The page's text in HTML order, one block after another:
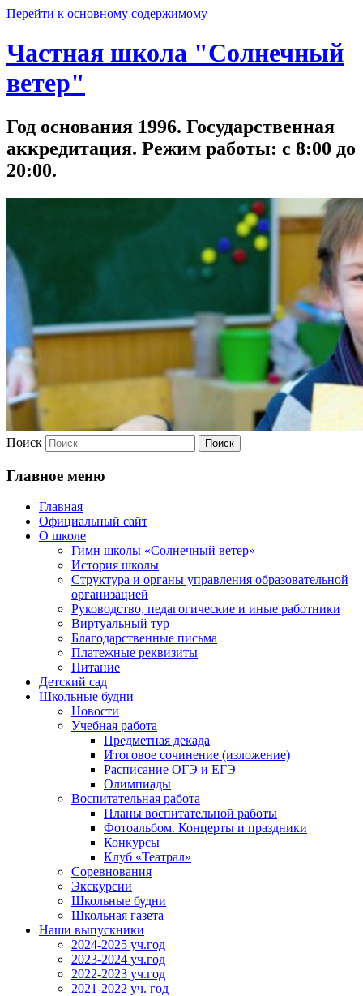
Перейти к основному содержимому
Частная школа "Солнечный
ветер"
Год основания 1996. Государственная
аккредитация. Режим работы: с 8:00 до
20:00.
Поиск
Главное меню
Главная
Официальный сайт
О школе
Гимн школы «Солнечный ветер»
История школы
Структура и органы управления образовательной
организацией
Руководство, педагогические и иные работники
Виртуальный тур
Благодарственные письма
Платежные реквизиты
Питание
Детский сад
Школьные будни
Новости
Учебная работа
Предметная декада
Итоговое сочинение (изложение)
Расписание ОГЭ и ЕГЭ
Олимпиады
Воспитательная работа
Планы воспитательной работы
Фотоальбом. Концерты и праздники
Конкурсы
Клуб «Театрал»
Соревнования
Экскурсии
Школьные будни
Школьная газета
Наши выпускники
2024-2025 уч.год
2023-2024 уч.год
2022-2023 уч.год
2021-2022 уч. год